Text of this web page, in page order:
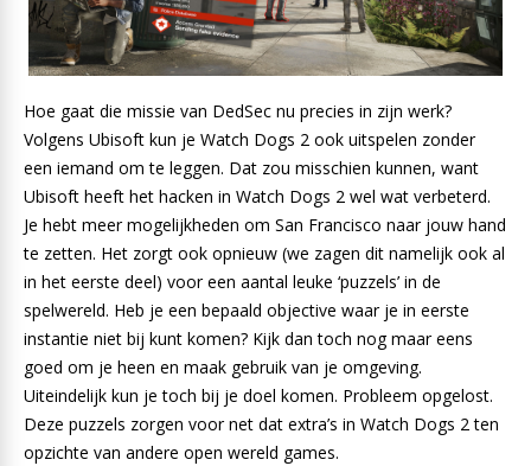
Hoe gaat die missie van DedSec nu precies in zijn werk?
Volgens Ubisoft kun je Watch Dogs 2 ook uitspelen zonder
een iemand om te leggen. Dat zou misschien kunnen, want
Ubisoft heeft het hacken in Watch Dogs 2 wel wat verbeterd.
Je hebt meer mogelijkheden om San Francisco naar jouw hand
te zetten. Het zorgt ook opnieuw (we zagen dit namelijk ook al
in het eerste deel) voor een aantal leuke ‘puzzels’ in de
spelwereld. Heb je een bepaald objective waar je in eerste
instantie niet bij kunt komen? Kijk dan toch nog maar eens
goed om je heen en maak gebruik van je omgeving.
Uiteindelijk kun je toch bij je doel komen. Probleem opgelost.
Deze puzzels zorgen voor net dat extra’s in Watch Dogs 2 ten
opzichte van andere open wereld games.